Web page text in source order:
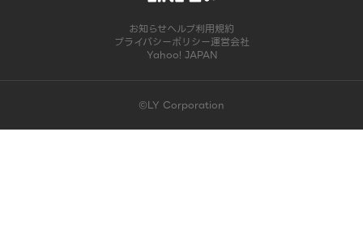
お知らせヘルプ利用規約
プライバシーポリシー運営会社
Yahoo! JAPAN
©LY Corporation
このコンテンツは掲載が終了しました | LINE占い